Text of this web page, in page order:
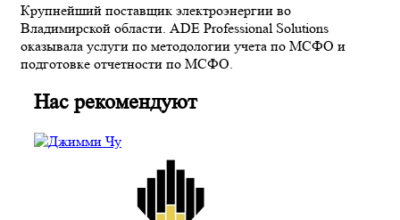
Крупнейший поставщик электроэнергии во
Владимирской области. ADE Professional Solutions
оказывала услуги по методологии учета по МСФО и
подготовке отчетности по МСФО.
Нас рекомендуют